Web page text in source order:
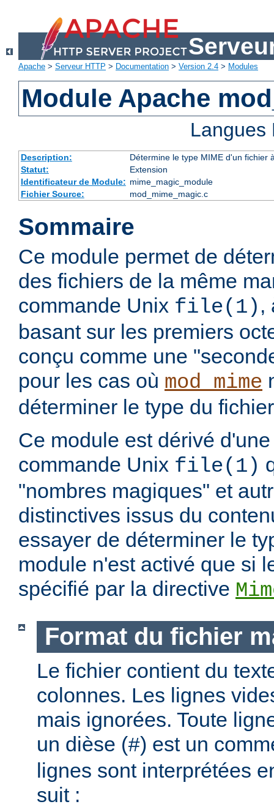
Apache > Serveur HTTP > Documentation > Version 2.4 > Modules
Module Apache
Description:
Détermine le type MIME d'un fichier
Statut:
Extension
Identificateur de Module: mime_magic_module
Fichier Source:
mod_mime_magic.c
Sommaire
Ce module permet de
des fichiers de la même
commande Unix file(1) ,
basant sur les premiers
conçu comme une
pour les cas où mod_mime
déterminer le type du
Ce module est dérivé
commande Unix file(1)
"nombres magiques" et
distinctives issus du
essayer de déterminer le
module n'est activé que si
spécifié par la directive
Format du fichier
Le fichier contient du
colonnes. Les lignes
mais ignorées. Toute
un dièse (#) est un
lignes sont interprétées
suit :